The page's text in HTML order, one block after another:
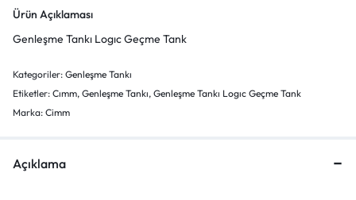
Ürün Açıklaması
Genleşme Tankı Logıc Geçme Tank
Kategoriler: Genleşme Tankı
Etiketler: Cımm, Genleşme Tankı, Genleşme Tankı Logıc Geçme Tank
Marka: Cimm
Açıklama